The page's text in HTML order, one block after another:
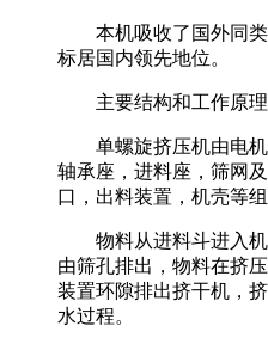
本机吸收了国外同
标居国内领先地位。
主要结构和工作原理
单螺旋挤压机由电
轴承座，进料座，筛网
口，出料装置，机壳等组
物料从进料斗进入
由筛孔排出，物料在挤
装置环隙排出挤干机，
水过程。